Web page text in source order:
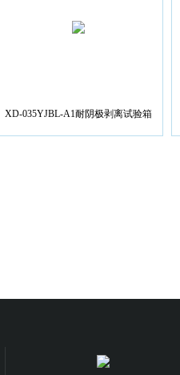
XD-035YJBL-A1耐阴极剥离试验箱